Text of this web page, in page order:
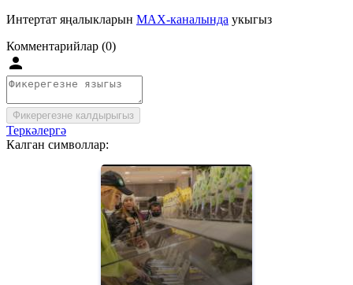
Интертат яңалыкларын MAX-каналында укыгыз
Комментарийлар (0)
Фикерегезне калдырыгыз
Теркәлергә
Калган символлар: